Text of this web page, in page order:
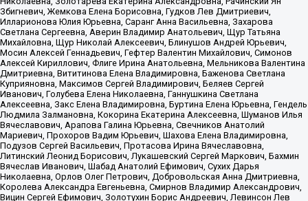
Збигневич, Жемкова Елена Борисовна, Гудков Лев Дмитриевич,
Илларионова Юлия Юрьевна, Саранг Анна Васильевна, Захарова
Светлана Сергеевна, Аверин Владимир Анатольевич, Щур Татьяна
Михайловна, Щур Николай Алексеевич, Блинушов Андрей Юрьевич,
Мосин Алексей Геннадьевич, Гефтер Валентин Михайлович, Симонов
Алексей Кириллович, Флиге Ирина Анатольевна, Мельникова Валентина
Дмитриевна, Вититинова Елена Владимировна, Баженова Светлана
Куприяновна, Максимов Сергей Владимирович, Беляев Сергей
Иванович, Голубева Елена Николаевна, Ганнушкина Светлана
Алексеевна, Закс Елена Владимировна, Буртина Елена Юрьевна, Гендель
Людмила Залмановна, Кокорина Екатерина Алексеевна, Шуманов Илья
Вячеславович, Арапова Галина Юрьевна, Свечников Анатолий
Мариевич, Прохоров Вадим Юрьевич, Шахова Елена Владимировна,
Подузов Сергей Васильевич, Протасова Ирина Вячеславовна,
Литинский Леонид Борисович, Лукашевский Сергей Маркович, Бахмин
Вячеслав Иванович, Шабад Анатолий Ефимович, Сухих Дарья
Николаевна, Орлов Олег Петрович, Добровольская Анна Дмитриевна,
Королева Александра Евгеньевна, Смирнов Владимир Александрович,
Вицин Сергей Ефимович, Золотухин Борис Андреевич, Левинсон Лев